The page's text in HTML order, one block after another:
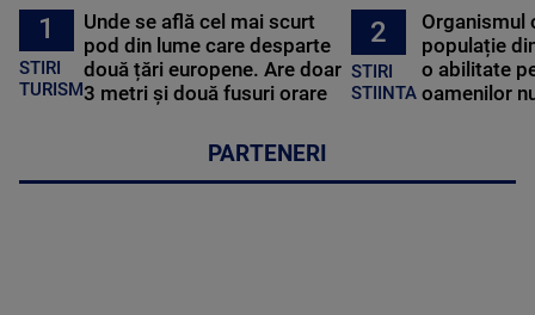
1
STIRI
TURISM
Unde se află cel mai scurt
pod din lume care desparte
două țări europene. Are doar
3 metri și două fusuri orare
2
STIRI
STIINTA
Organismul
populație
o abilitate
oamenilor
PARTENERI